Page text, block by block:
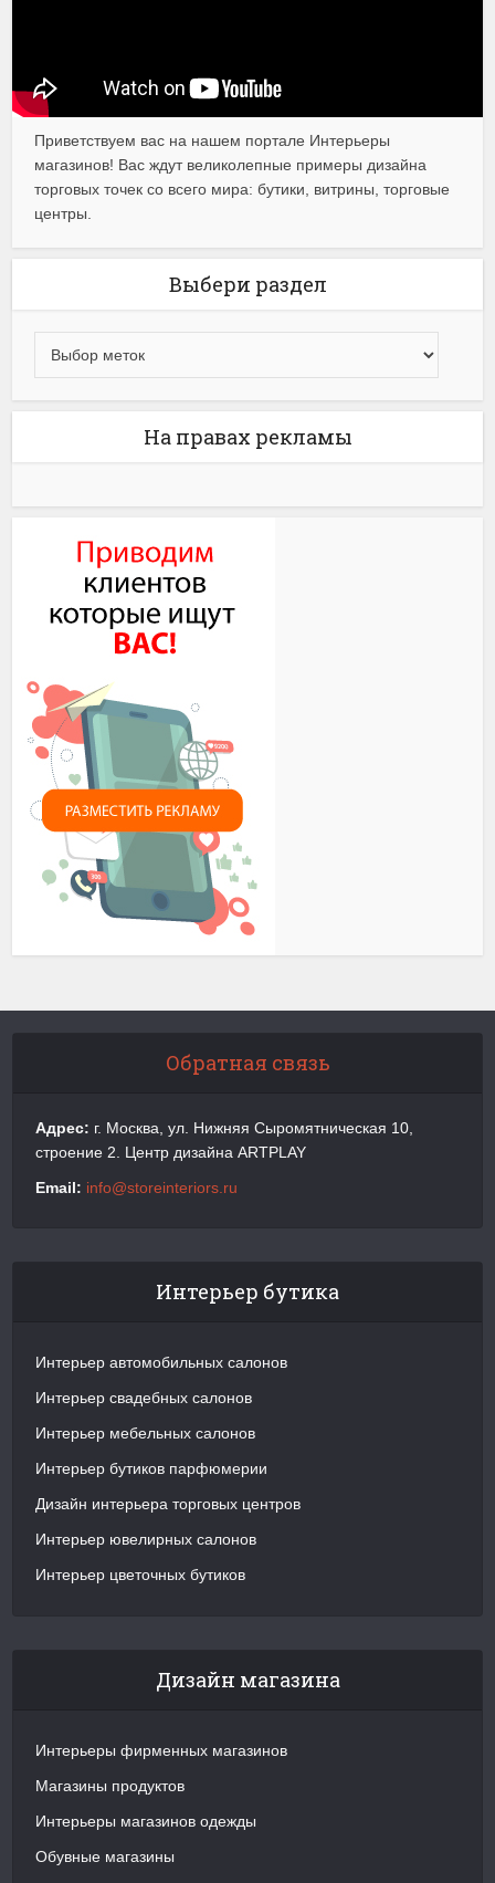
Приветствуем вас на нашем портале Интерьеры
магазинов! Вас ждут великолепные примеры дизайна
торговых точек со всего мира: бутики, витрины, торговые
центры.
Выбери раздел
На правах рекламы
Обратная связь
Адрес: г. Москва, ул. Нижняя Сыромятническая 10,
строение 2. Центр дизайна ARTPLAY
Email: info@storeinteriors.ru
Интерьер бутика
Интерьер автомобильных салонов
Интерьер свадебных салонов
Интерьер мебельных салонов
Интерьер бутиков парфюмерии
Дизайн интерьера торговых центров
Интерьер ювелирных салонов
Интерьер цветочных бутиков
Дизайн магазина
Интерьеры фирменных магазинов
Магазины продуктов
Интерьеры магазинов одежды
Обувные магазины